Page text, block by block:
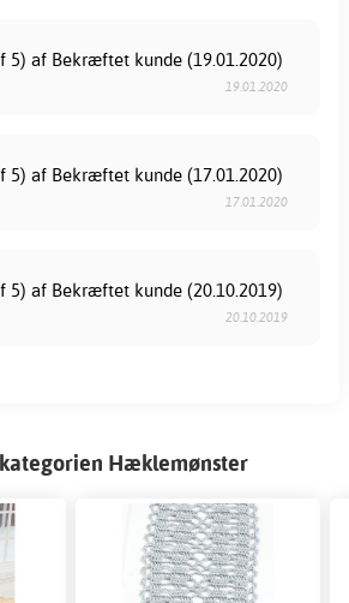
5) af Bekræftet kunde (19.01.2020)
19.01.2020
5) af Bekræftet kunde (17.01.2020)
17.01.2020
5) af Bekræftet kunde (20.10.2019)
20.10.2019
Hæklemønster